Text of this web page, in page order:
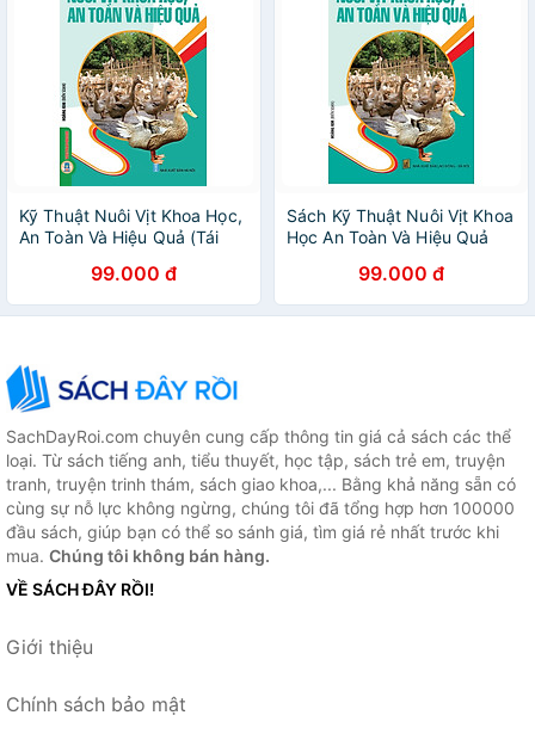
Kỹ Thuật Nuôi Vịt Khoa Học,
An Toàn Và Hiệu Quả (Tái
99.000 đ
Sách Kỹ Thuật Nuôi Vịt Khoa
Học An Toàn Và Hiệu Quả
99.000 đ
SachDayRoi.com chuyên cung cấp thông tin giá cả sách các thể
loại. Từ sách tiếng anh, tiểu thuyết, học tập, sách trẻ em, truyện
tranh, truyện trinh thám, sách giao khoa,... Bằng khả năng sẵn có
cùng sự nỗ lực không ngừng, chúng tôi đã tổng hợp hơn 100000
đầu sách, giúp bạn có thể so sánh giá, tìm giá rẻ nhất trước khi
mua. Chúng tôi không bán hàng.
VỀ SÁCH ĐÂY RỒI!
Giới thiệu
Chính sách bảo mật